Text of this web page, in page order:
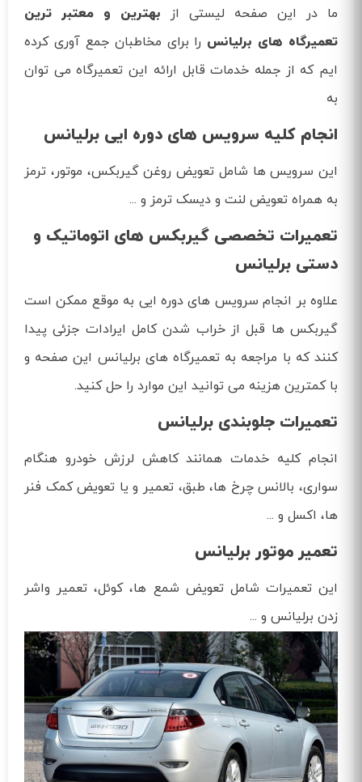
ما در این صفحه لیستی از بهترین و معتبر ترین
تعمیرگاه های برلیانس را برای مخاطبان جمع آوری کرده
ایم که از جمله خدمات قابل ارائه این تعمیرگاه می توان
به
انجام کلیه سرویس های دوره ایی برلیانس
این سرویس ها شامل تعویض روغن گیربکس، موتور، ترمز
به همراه تعویض لنت و دیسک ترمز و ...
تعمیرات تخصصی گیربکس های اتوماتیک و
دستی برلیانس
علاوه بر انجام سرویس های دوره ایی به موقع ممکن است
گیربکس ها قبل از خراب شدن کامل ایرادات جزئی پیدا
کنند که با مراجعه به تعمیرگاه های برلیانس این صفحه و
با کمترین هزینه می توانید این موارد را حل کنید.
تعمیرات جلوبندی برلیانس
انجام کلیه خدمات همانند کاهش لرزش خودرو هنگام
سواری، بالانس چرخ ها، طبق، تعمیر و یا تعویض کمک فنر
ها، اکسل و ...
تعمیر موتور برلیانس
این تعمیرات شامل تعویض شمع ها، کوئل، تعمیر واشر
زدن برلیانس و ...